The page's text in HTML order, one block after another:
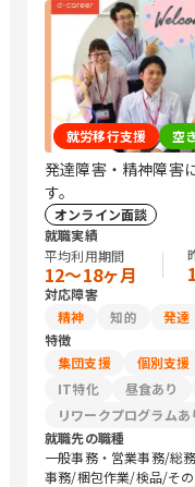
就労移行支援 空
発達障害・精神障害
す。
オンライン面談
就職実績
平均利用期間
12〜18ヶ月
対応障害
精神
知的 発達
特徴
集団支援
個別支援
IT特化
昼食あり
リワークプログラムあ
就職先の職種
一般事務・営業事務/総
事務/梱包作業/検品/そ